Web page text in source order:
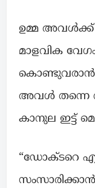
ഉമ്മ
മാളവിക
അവൾ തന്നെ
കാനുല ഇട്ട്
“ഡോക്ടറെ